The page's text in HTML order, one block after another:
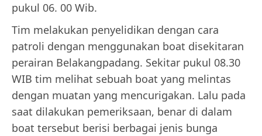
pukul 06. 00 Wib.
Tim melakukan penyelidikan dengan cara
patroli dengan menggunakan boat disekitaran
perairan Belakangpadang. Sekitar pukul 08.30
WIB tim melihat sebuah boat yang melintas
dengan muatan yang mencurigakan. Lalu pada
saat dilakukan pemeriksaan, benar di dalam
boat tersebut berisi berbagai jenis bunga